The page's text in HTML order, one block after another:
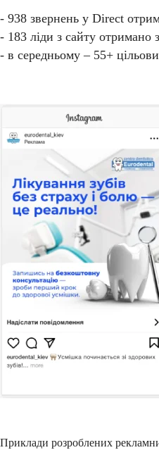
- 938 звернень у Direct
- 183 ліди з сайту отримано
- в середньому – 55+
Приклади розроблених